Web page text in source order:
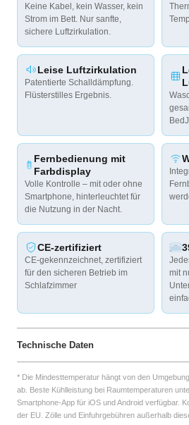
Keine Kabel, kein Wasser, kein
Strom im Bett. Nur sanfte,
sichere Luftzirkulation.
Leise Luftzirkulation
Patentierte Schalldämpfung.
Flüsterstilles Ergebnis.
Fernbedienung mit
Farbdisplay
Volle Kontrolle – mit oder ohne
Smartphone, hinterleuchtet für
die Nutzung in der Nacht.
CE-zertifiziert
CE-gekennzeichnet, zertifiziert
für den sicheren Betrieb im
Schlafzimmer
mit
Technische Daten
Abmessungen (pro
Gerät)
39,4 cm L
H (pro
Erforderliche
Mind. 15
* Die Mindesttemperatur hängt von den
ab. Beste Kühlleistung bei Raumtemperaturen
Smartphone-App für iOS und Android verfügbar.
der EU. Zölle und Einfuhrgebühren außerhalb